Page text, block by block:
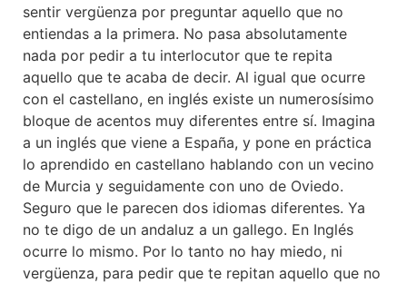
sentir vergüenza por preguntar aquello que no
entiendas a la primera. No pasa absolutamente
nada por pedir a tu interlocutor que te repita
aquello que te acaba de decir. Al igual que ocurre
con el castellano, en inglés existe un numerosísimo
bloque de acentos muy diferentes entre sí. Imagina
a un inglés que viene a España, y pone en práctica
lo aprendido en castellano hablando con un vecino
de Murcia y seguidamente con uno de Oviedo.
Seguro que le parecen dos idiomas diferentes. Ya
no te digo de un andaluz a un gallego. En Inglés
ocurre lo mismo. Por lo tanto no hay miedo, ni
vergüenza, para pedir que te repitan aquello que no